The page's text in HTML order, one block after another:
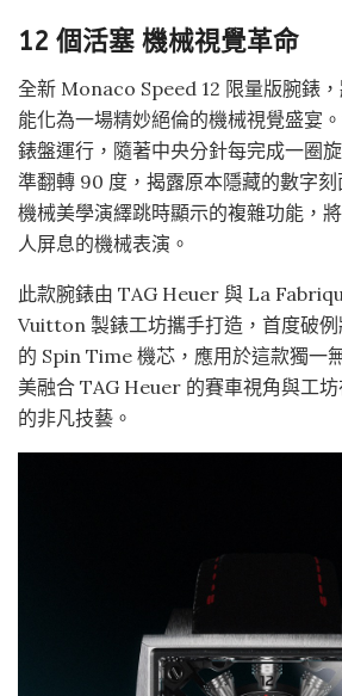
12 個活塞 機械視覺革命
全新 Monaco Speed 12 限量版腕錶
能化為一場精妙絕倫的機械視覺盛宴
錶盤運行，隨著中央分針每完成一圈
準翻轉 90 度，揭露原本隱藏的數字
機械美學演繹跳時顯示的複雜功能，
人屏息的機械表演。
此款腕錶由 TAG Heuer 與 La
Vuitton 製錶工坊攜手打造，首度破
的 Spin Time 機芯，應用於這款獨一
美融合 TAG Heuer 的賽車視角與工
的非凡技藝。